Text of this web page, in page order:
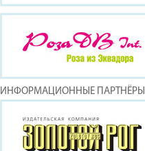
ИНФОРМАЦИОННЫЕ ПАРТНЁРЫ